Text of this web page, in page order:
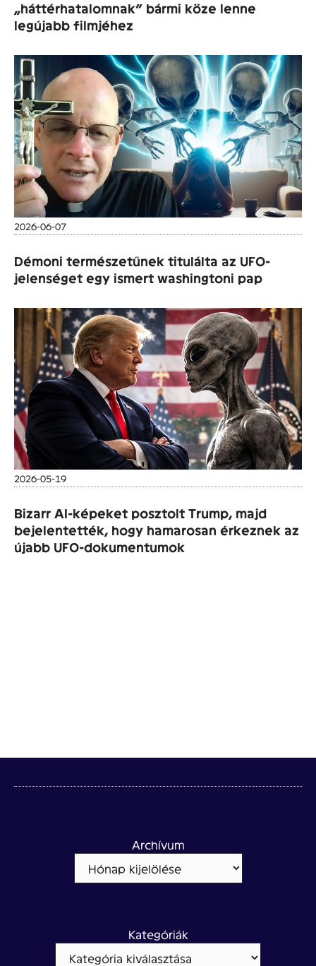
„háttérhatalomnak” bármi köze lenne
legújabb filmjéhez
2026-06-07
Démoni természetűnek titulálta az UFO-
jelenséget egy ismert washingtoni pap
2026-05-19
Bizarr AI-képeket posztolt Trump, majd
bejelentették, hogy hamarosan érkeznek az
újabb UFO-dokumentumok
Archívum
Kategóriák